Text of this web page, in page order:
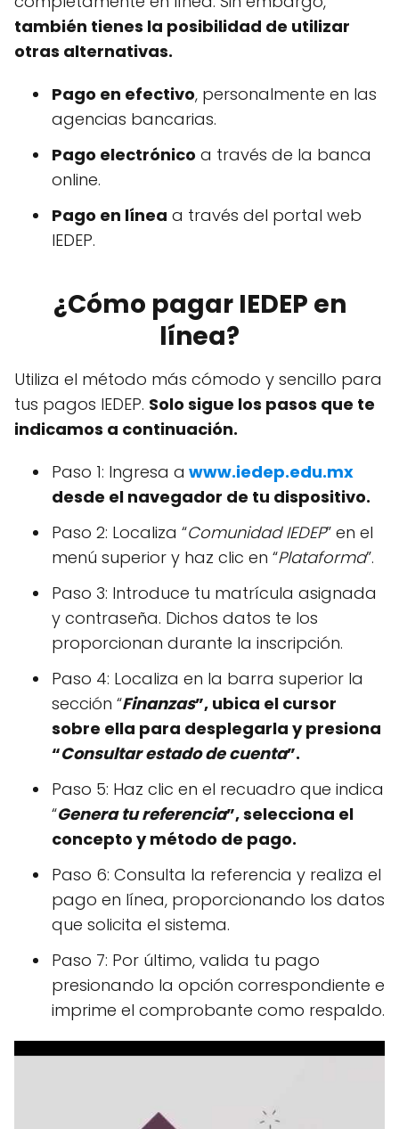
también tienes la posibilidad de utilizar
otras alternativas.
Pago en efectivo, personalmente en las
agencias bancarias.
Pago electrónico a través de la banca
online.
Pago en línea a través del portal web
IEDEP.
¿Cómo pagar IEDEP en
línea?
Utiliza el método más cómodo y sencillo para
tus pagos IEDEP. Solo sigue los pasos que te
indicamos a continuación.
Paso 1: Ingresa a www.iedep.edu.mx
desde el navegador de tu dispositivo.
Paso 2: Localiza “Comunidad IEDEP” en el
menú superior y haz clic en “Plataforma”.
Paso 3: Introduce tu matrícula asignada
y contraseña. Dichos datos te los
proporcionan durante la inscripción.
Paso 4: Localiza en la barra superior la
sección “Finanzas”, ubica el cursor
sobre ella para desplegarla y presiona
“Consultar estado de cuenta”.
Paso 5: Haz clic en el recuadro que indica
“Genera tu referencia”, selecciona el
concepto y método de pago.
Paso 6: Consulta la referencia y realiza el
pago en línea, proporcionando los datos
que solicita el sistema.
Paso 7: Por último, valida tu pago
presionando la opción correspondiente e
imprime el comprobante como respaldo.